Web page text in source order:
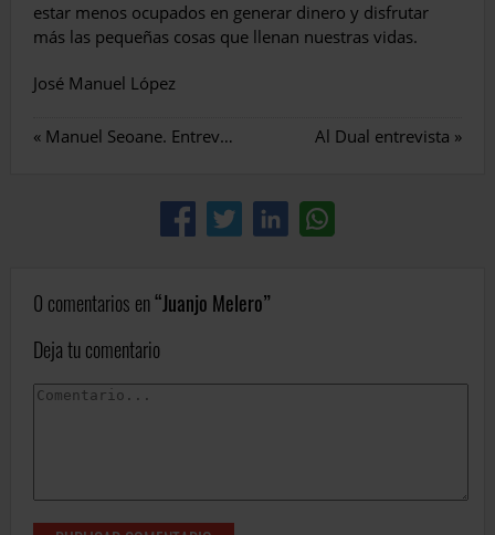
estar menos ocupados en generar dinero y disfrutar
más las pequeñas cosas que llenan nuestras vidas.
José Manuel López
« Manuel Seoane. Entrevista Al Dual entrevista »
0 comentarios en Juanjo Melero
Deja tu comentario